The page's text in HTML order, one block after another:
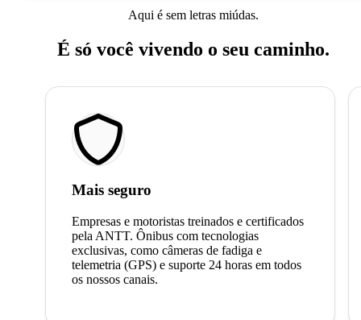
Aqui é sem letras miúdas.
É só você vivendo o seu caminho.
Mais seguro
Empresas e motoristas treinados e certificados
pela ANTT. Ônibus com tecnologias
exclusivas, como câmeras de fadiga e
telemetria (GPS) e suporte 24 horas em todos
os nossos canais.